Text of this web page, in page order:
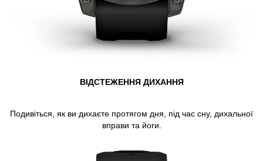
ВІДСТЕЖЕННЯ ДИХАННЯ
Подивіться, як ви дихаєте протягом дня, під час сну, дихальної
вправи та йоги.